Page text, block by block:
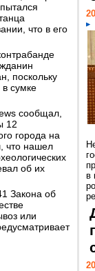
что в его
поскольку
сумке
сообщал,
12
города на
что нашел
об их
Закона об
или
в